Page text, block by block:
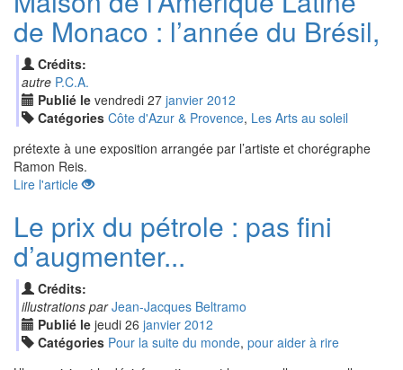
de Monaco : l’année du Brésil,
Crédits:
autre P.C.A.
Publié le vendredi 27 janvier 2012
Catégories Côte d'Azur & Provence, Les Arts au soleil
prétexte à une exposition arrangée par l’artiste et chorégraphe
Ramon Reis.
Lire l'article
Le prix du pétrole : pas fini
d’augmenter...
Crédits:
illustrations par Jean-Jacques Beltramo
Publié le jeudi 26 janvier 2012
Catégories Pour la suite du monde, pour aider à rire